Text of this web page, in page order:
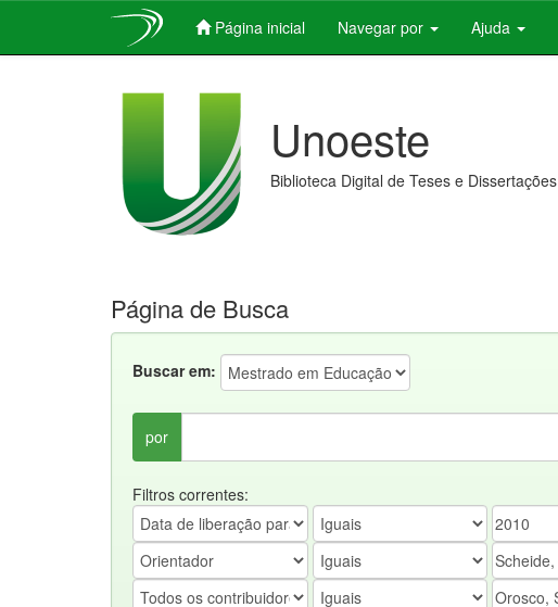
Página inicial Navegar por Ajuda
Unoeste
Biblioteca Digital de Teses e Dissertações
Página de Busca
Buscar em:
por
Filtros correntes: